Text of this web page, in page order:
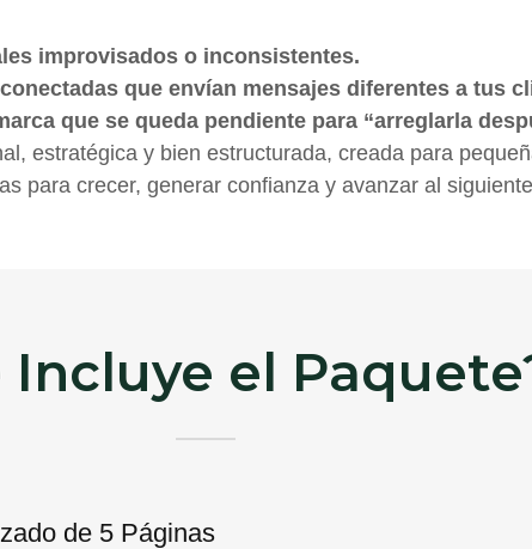
improvisados o inconsistentes.
que envían mensajes diferentes a tus
que se queda pendiente para “arreglarla
estratégica y bien estructurada, creada para
para crecer, generar confianza y avanzar al
Incluye el
de 5 Páginas